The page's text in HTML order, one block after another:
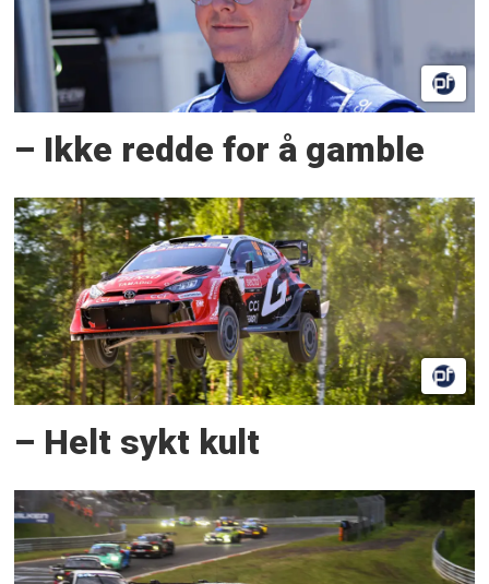
– Ikke redde for å gamble
– Helt sykt kult